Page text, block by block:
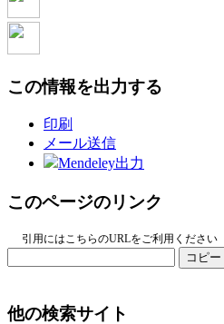
この情報を出力する
印刷
メール送信
Mendeley出力
このページのリンク
引用にはこちらのURLをご利用ください
コピー
他の検索サイト